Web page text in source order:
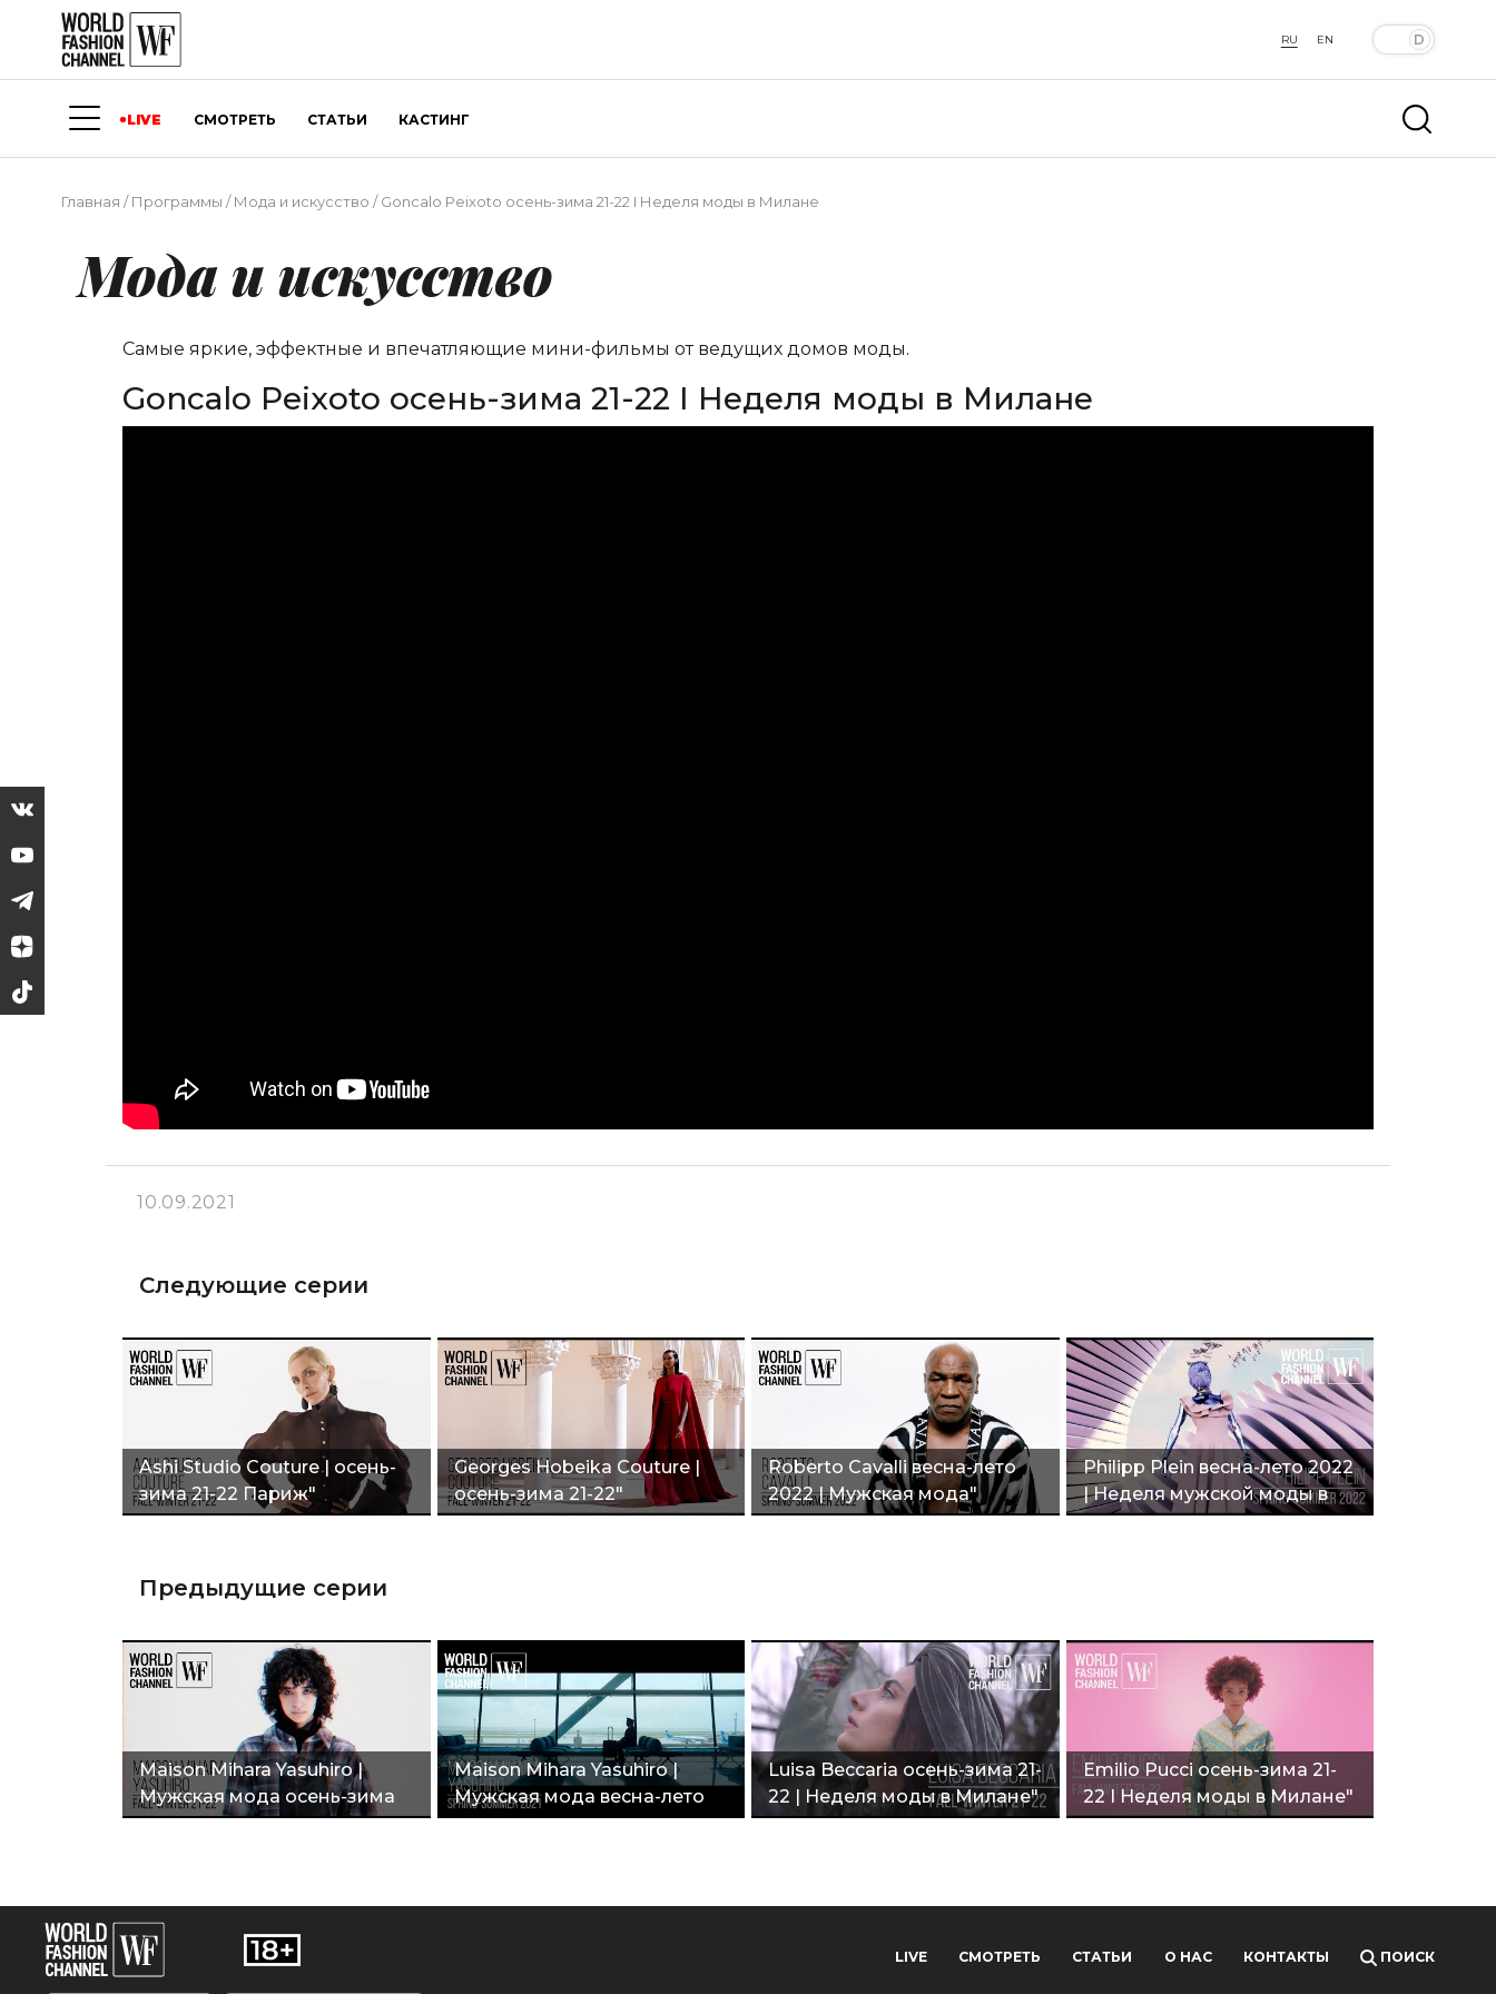
RU EN
LIVE СМОТРЕТЬ СТАТЬИ КАСТИНГ
Главная /Программы /Мода и искусство /Goncalo Peixoto осень-зима 21-22 I Неделя моды в Милане
Мода и искусство
Самые яркие, эффектные и впечатляющие мини-фильмы от ведущих домов моды.
Goncalo Peixoto осень-зима 21-22 I Неделя моды в Милане
10.09.2021
Следующие серии
Ashi Studio Couture | осень-
зима 21-22 Париж"
Georges Hobeika Couture |
осень-зима 21-22"
Roberto Cavalli весна-лето
2022 | Мужская мода"
Philipp Plein весна-лето 2022
| Неделя мужской моды в
Милане"
Предыдущие серии
Maison Mihara Yasuhiro |
Мужская мода осень-зима
21-22"
Maison Mihara Yasuhiro |
Мужская мода весна-лето
2022"
Luisa Beccaria осень-зима 21-
22 | Неделя моды в Милане"
Emilio Pucci осень-зима 21-
22 I Неделя моды в Милане"
LIVE СМОТРЕТЬ СТАТЬИ О НАС КОНТАКТЫ ПОИСК